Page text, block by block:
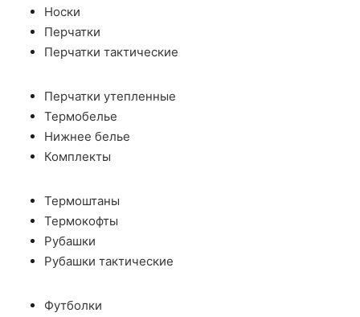
Носки
Перчатки
Перчатки тактические
Перчатки утепленные
Термобелье
Нижнее белье
Комплекты
Термоштаны
Термокофты
Рубашки
Рубашки тактические
Футболки